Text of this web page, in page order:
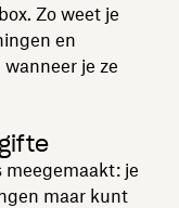
Zo weet je
en
je ze
meegemaakt: je
maar kunt